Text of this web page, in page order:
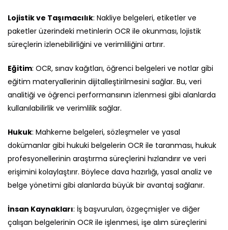
Lojistik ve Taşımacılık: Nakliye belgeleri, etiketler ve
paketler üzerindeki metinlerin OCR ile okunması, lojistik
süreçlerin izlenebilirliğini ve verimliliğini artırır.
Eğitim: OCR, sınav kağıtları, öğrenci belgeleri ve notlar gibi
eğitim materyallerinin dijitalleştirilmesini sağlar. Bu, veri
analitiği ve öğrenci performansının izlenmesi gibi alanlarda
kullanılabilirlik ve verimlilik sağlar.
Hukuk: Mahkeme belgeleri, sözleşmeler ve yasal
dokümanlar gibi hukuki belgelerin OCR ile taranması, hukuk
profesyonellerinin araştırma süreçlerini hızlandırır ve veri
erişimini kolaylaştırır. Böylece dava hazırlığı, yasal analiz ve
belge yönetimi gibi alanlarda büyük bir avantaj sağlanır.
İnsan Kaynakları: İş başvuruları, özgeçmişler ve diğer
çalışan belgelerinin OCR ile işlenmesi, işe alım süreçlerini